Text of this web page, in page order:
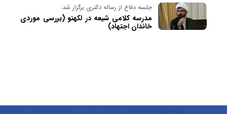
جلسه دفاع از رساله دکتری برگزار شد:
مدرسه کلامی شیعه در لکهنو (بررسی موردی
خاندان اجتهاد)